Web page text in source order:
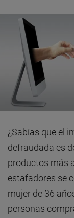
¿Sabías que el
defraudada es
productos más
estafadores se
mujer de 36
personas